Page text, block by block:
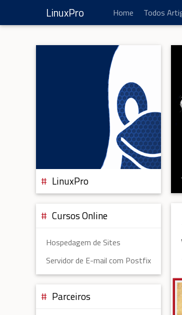
LinuxPro Home Todos
LinuxPro
Cursos Online
Hospedagem de Sites
Servidor de E-mail com Postfix
Parceiros